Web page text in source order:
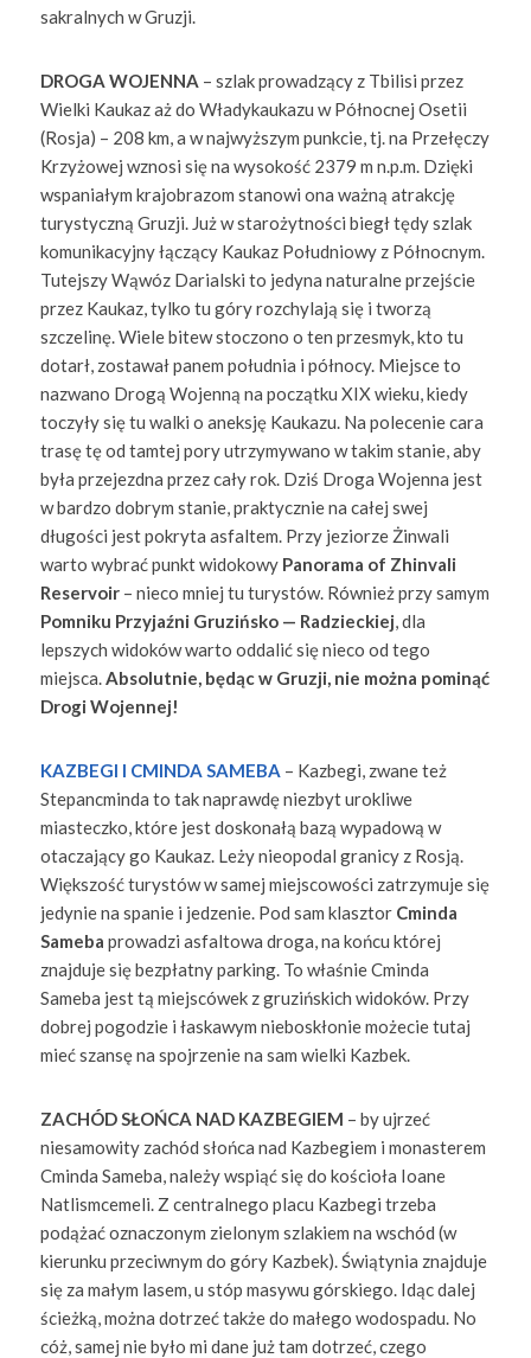
sakralnych w Gruzji.
DROGA WOJENNA – szlak prowadzący z Tbilisi przez
Wielki Kaukaz aż do Władykaukazu w Północnej Osetii
(Rosja) – 208 km, a w najwyższym punkcie, tj. na Przełęczy
Krzyżowej wznosi się na wysokość 2379 m n.p.m. Dzięki
wspaniałym krajobrazom stanowi ona ważną atrakcję
turystyczną Gruzji. Już w starożytności biegł tędy szlak
komunikacyjny łączący Kaukaz Południowy z Północnym.
Tutejszy Wąwóz Darialski to jedyna naturalne przejście
przez Kaukaz, tylko tu góry rozchylają się i tworzą
szczelinę. Wiele bitew stoczono o ten przesmyk, kto tu
dotarł, zostawał panem południa i północy. Miejsce to
nazwano Drogą Wojenną na początku XIX wieku, kiedy
toczyły się tu walki o aneksję Kaukazu. Na polecenie cara
trasę tę od tamtej pory utrzymywano w takim stanie, aby
była przejezdna przez cały rok. Dziś Droga Wojenna jest
w bardzo dobrym stanie, praktycznie na całej swej
długości jest pokryta asfaltem. Przy jeziorze Żinwali
warto wybrać punkt widokowyPanorama of Zhinvali
Reservoir– nieco mniej tu turystów. Również przy samym
Pomniku Przyjaźni Gruzińsko — Radzieckiej, dla
lepszych widoków warto oddalić się nieco od tego
miejsca.Absolutnie, będąc w Gruzji, nie można pominąć
Drogi Wojennej!
KAZBEGI I CMINDA SAMEBA – Kazbegi, zwane też
Stepancminda to tak naprawdę niezbyt urokliwe
miasteczko, które jest doskonałą bazą wypadową w
otaczający go Kaukaz. Leży nieopodal granicy z Rosją.
Większość turystów w samej miejscowości zatrzymuje się
jedynie na spanie i jedzenie. Pod sam klasztor Cminda
Sameba prowadzi asfaltowa droga, na końcu której
znajduje się bezpłatny parking. To właśnie Cminda
Sameba jest tą miejscówek z gruzińskich widoków. Przy
dobrej pogodzie i łaskawym nieboskłonie możecie tutaj
mieć szansę na spojrzenie na sam wielki Kazbek.
ZACHÓD SŁOŃCA NAD KAZBEGIEM – by ujrzeć
niesamowity zachód słońca nad Kazbegiem i monasterem
Cminda Sameba, należy wspiąć się do kościoła Ioane
Natlismcemeli. Z centralnego placu Kazbegi trzeba
podążać oznaczonym zielonym szlakiem na wschód (w
kierunku przeciwnym do góry Kazbek). Świątynia znajduje
się za małym lasem, u stóp masywu górskiego. Idąc dalej
ścieżką, można dotrzeć także do małego wodospadu. No
cóż, samej nie było mi dane już tam dotrzeć, czego